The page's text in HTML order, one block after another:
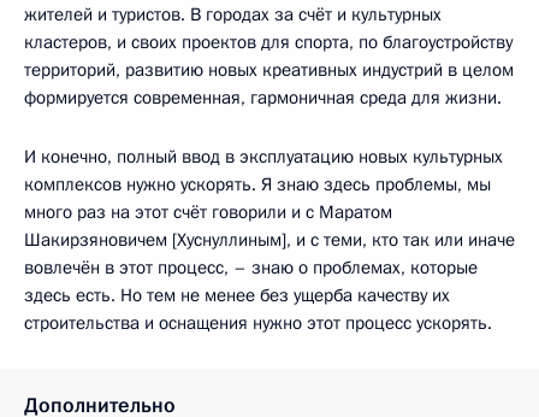
жителей и туристов. В городах за счёт и культурных
кластеров, и своих проектов для спорта, по благоустройству
территорий, развитию новых креативных индустрий в целом
формируется современная, гармоничная среда для жизни.
И конечно, полный ввод в эксплуатацию новых культурных
комплексов нужно ускорять. Я знаю здесь проблемы, мы
много раз на этот счёт говорили и с Маратом
Шакирзяновичем [Хуснуллиным], и с теми, кто так или иначе
вовлечён в этот процесс, – знаю о проблемах, которые
здесь есть. Но тем не менее без ущерба качеству их
строительства и оснащения нужно этот процесс ускорять.
Дополнительно